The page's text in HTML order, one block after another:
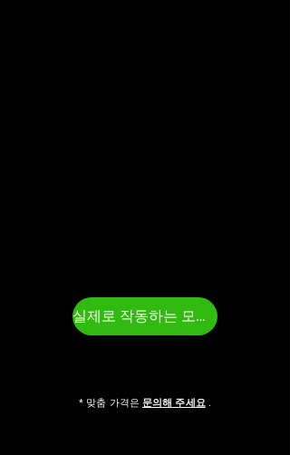
실제로 작동하는 모습을 확인해 보세요
* 맞춤 가격은 문의해 주세요.